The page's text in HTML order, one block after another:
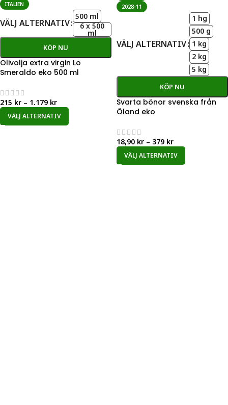
ITALIEN
VÄLJ ALTERNATIV
500 ml
6 x 500
ml
KÖP NU
Olivolja extra virgin Lo
Smeraldo eko 500 ml
215 kr – 1.179 kr
VÄLJ ALTERNATIV
2028-11
VÄLJ ALTERNATIV
1 hg
500 g
1 kg
2 kg
5 kg
KÖP NU
Svarta bönor svenska från
Öland eko
18,90 kr – 379 kr
VÄLJ ALTERNATIV